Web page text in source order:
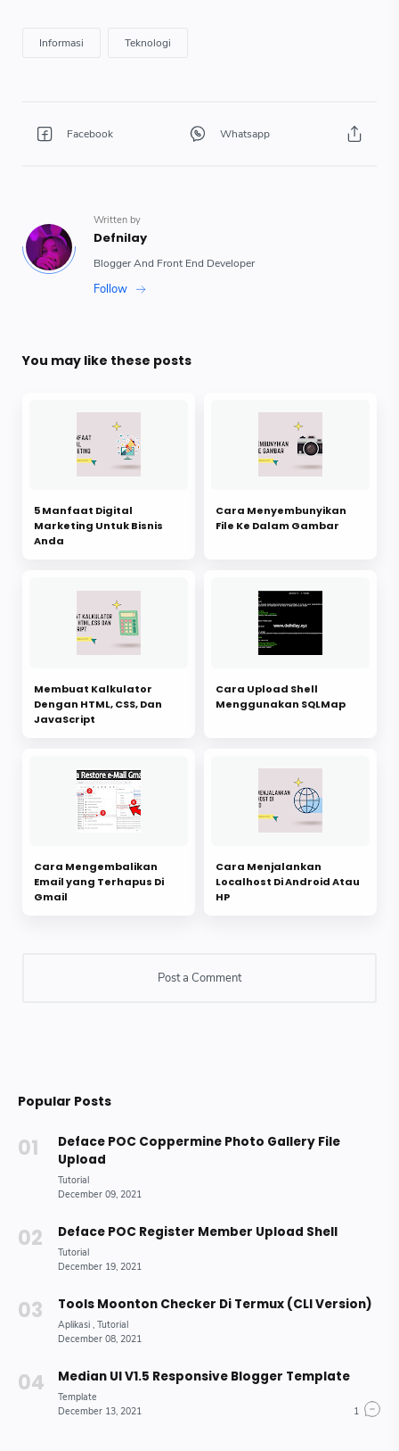
You may like these posts
5 Manfaat Digital
Marketing Untuk Bisnis
Anda
Cara Menyembunyikan
File Ke Dalam Gambar
Membuat Kalkulator
Dengan HTML, CSS, Dan
JavaScript
Cara Upload Shell
Menggunakan SQLMap
Cara Mengembalikan
Email yang Terhapus Di
Gmail
Cara Menjalankan
Localhost Di Android Atau
HP
Popular Posts
Deface POC Coppermine Photo Gallery File
Upload
Deface POC Register Member Upload Shell
Tools Moonton Checker Di Termux (CLI Version)
Median UI V1.5 Responsive Blogger Template